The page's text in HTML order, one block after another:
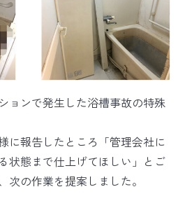
ョンで発生した浴槽事故の特殊
に報告したところ「管理会社に
状態まで仕上げてほしい」とご
次の作業を提案しました。